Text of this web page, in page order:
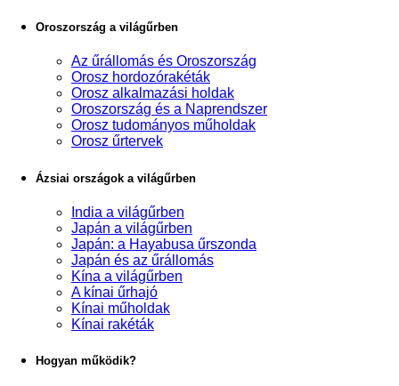
Oroszország a világűrben
Az űrállomás és Oroszország
Orosz hordozórakéták
Orosz alkalmazási holdak
Oroszország és a Naprendszer
Orosz tudományos műholdak
Orosz űrtervek
Ázsiai országok a világűrben
India a világűrben
Japán a világűrben
Japán: a Hayabusa űrszonda
Japán és az űrállomás
Kína a világűrben
A kínai űrhajó
Kínai műholdak
Kínai rakéták
Hogyan működik?